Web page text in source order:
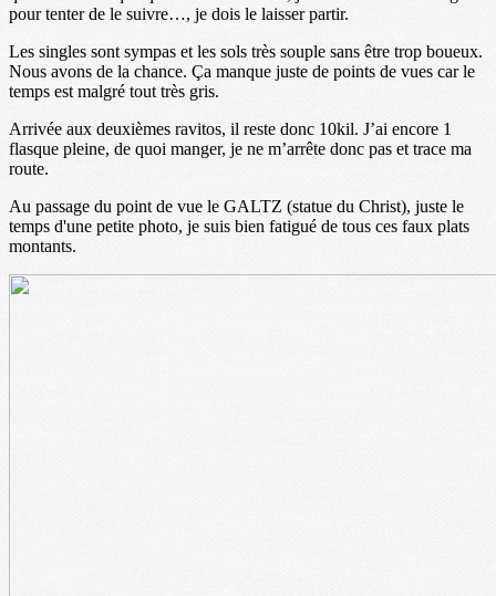
pour tenter de le suivre…, je dois le laisser partir.
Les singles sont sympas et les sols très souple sans être trop boueux.
Nous avons de la chance. Ça manque juste de points de vues car le
temps est malgré tout très gris.
Arrivée aux deuxièmes ravitos, il reste donc 10kil. J’ai encore 1
flasque pleine, de quoi manger, je ne m’arrête donc pas et trace ma
route.
Au passage du point de vue le GALTZ (statue du Christ), juste le
temps d'une petite photo, je suis bien fatigué de tous ces faux plats
montants.